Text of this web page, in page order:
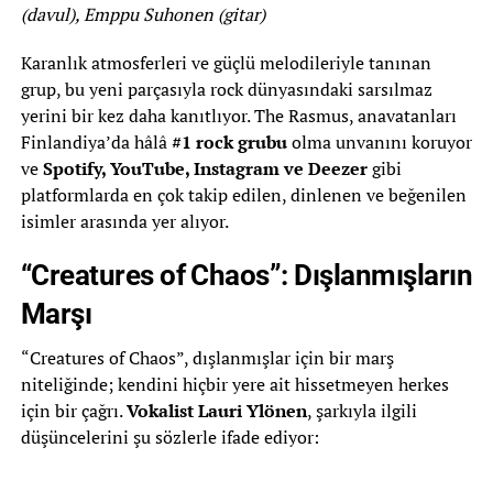
(davul), Emppu Suhonen (gitar)
Karanlık atmosferleri ve güçlü melodileriyle tanınan
grup, bu yeni parçasıyla rock dünyasındaki sarsılmaz
yerini bir kez daha kanıtlıyor. The Rasmus, anavatanları
Finlandiya’da hâlâ#1 rock grubuolma unvanını koruyor
veSpotify, YouTube, Instagram ve Deezergibi
platformlarda en çok takip edilen, dinlenen ve beğenilen
isimler arasında yer alıyor.
“Creatures of Chaos”: Dışlanmışların
Marşı
“Creatures of Chaos”, dışlanmışlar için bir marş
niteliğinde; kendini hiçbir yere ait hissetmeyen herkes
için bir çağrı.Vokalist Lauri Ylönen, şarkıyla ilgili
düşüncelerini şu sözlerle ifade ediyor: